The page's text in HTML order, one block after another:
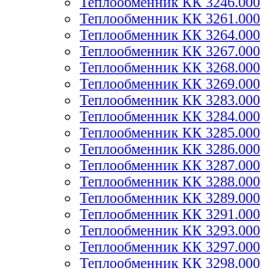
Теплообменник КК 3261.000
Теплообменник КК 3264.000
Теплообменник КК 3267.000
Теплообменник КК 3268.000
Теплообменник КК 3269.000
Теплообменник КК 3283.000
Теплообменник КК 3284.000
Теплообменник КК 3285.000
Теплообменник КК 3286.000
Теплообменник КК 3287.000
Теплообменник КК 3288.000
Теплообменник КК 3289.000
Теплообменник КК 3291.000
Теплообменник КК 3293.000
Теплообменник КК 3297.000
Теплообменник КК 3298.000